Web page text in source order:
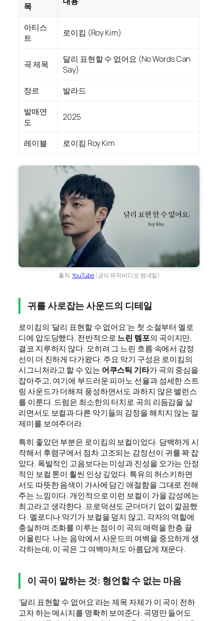
목
아티스
트
로이킴 (Roy Kim)
곡 제목
달리 표현할 수 없어요 (No Words Can
Say)
장르
발라드
발매연
도
2025
레이블 로이킴 Roy Kim
출처:YouTube(공식 뮤직비디오 썸네일)
귀를 사로잡는 사운드의 디테일
로이킴의 ‘달리 표현할 수 없어요’는 첫 소절부터 멜로
디에 압도당했다. 전반적으로느린 템포의 곡이지만,
결코 지루하지 않다. 오히려 그 느린 흐름 속에서 감정
선이 더 진하게 다가왔다. 주요 악기 구성은 로이킴의
시그니처라고 할 수 있는 어쿠스틱 기타가 곡의 중심을
잡아주고, 여기에 부드러운 피아노 선율과 섬세한 스트
링 사운드가 더해져 풍성하면서도 과하지 않은 밸런스
를 이룬다. 드럼은 최소한의 터치로 곡의 리듬감을 살
리면서도 보컬과 다른 악기들의 감정을 해치지 않는 절
제미를 보여주더라.
특히 좋았던 부분은 로이킴의 보컬이었다. 담백하게 시
작해서 후렴구에서 점차 고조되는 감정선이 귀를 꽉 잡
았다. 폭발적인 고음보다는 미성과 진성을 오가는 안정
적인 보컬 톤이 훨씬 인상 깊었다. 특유의 허스키하면
서도 따뜻한 음색이 가사에 담긴 애절함을 그대로 전해
주는 느낌이다. 개인적으로 이런 보컬이 가을 감성에는
최고라고 생각한다. 프로덕션도 군더더기 없이 깔끔했
다. 멜로디나 악기가 보컬을 덮지 않고, 각자의 역할에
충실하며 조화를 이루는 점이 이 곡의 매력을 한층 끌
어올린다. 나는 음악에서 사운드의 여백을 중요하게 생
각하는데, 이 곡은 그 여백마저도 아름답게 채운다.
이 곡이 말하는 것: 형언할 수 없는 마음
‘달리 표현할 수 없어요’라는 제목 자체가 이 곡이 전하
고자 하는 메시지를 명확히 보여준다. 곡명만 들어도